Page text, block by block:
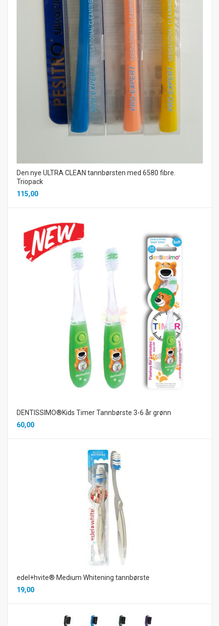
Den nye ULTRA CLEAN tannbørsten med 6580 fibre.
Triopack
115,00
DENTISSIMO®Kids Timer Tannbørste 3-6 år grønn
60,00
edel+hvite® Medium Whitening tannbørste
19,00